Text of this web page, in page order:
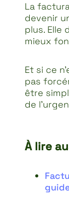
La
devenir
plus. Elle
mieux
Et si ce
pas
être
de
À lire